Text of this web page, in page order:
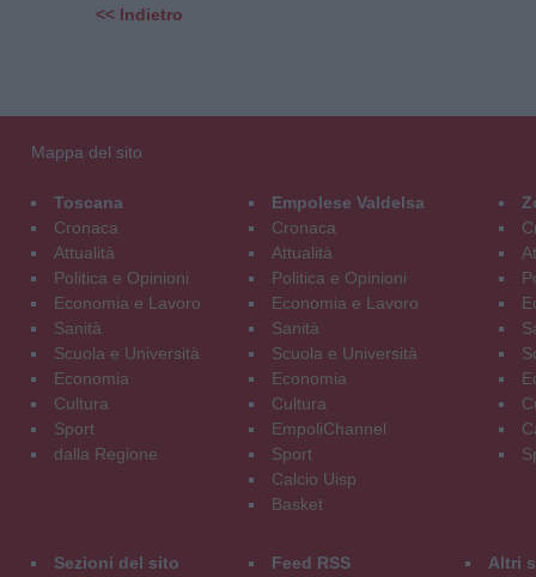
<< Indietro
Mappa del sito
Toscana
Cronaca
Attualità
Politica e Opinioni
Economia e Lavoro
Sanità
Scuola e Università
Economia
Cultura
Sport
dalla Regione
Empolese Valdelsa
Cronaca
Attualità
Politica e Opinioni
Economia e Lavoro
Sanità
Scuola e Università
Economia
Cultura
EmpoliChannel
Sport
Calcio Uisp
Basket
Sezioni del sito
Feed RSS
Altri